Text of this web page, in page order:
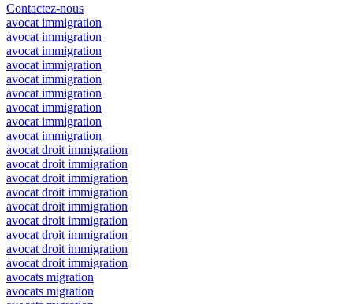
Contactez-nous
avocat immigration
avocat immigration
avocat immigration
avocat immigration
avocat immigration
avocat immigration
avocat immigration
avocat immigration
avocat immigration
avocat droit immigration
avocat droit immigration
avocat droit immigration
avocat droit immigration
avocat droit immigration
avocat droit immigration
avocat droit immigration
avocat droit immigration
avocat droit immigration
avocats migration
avocats migration